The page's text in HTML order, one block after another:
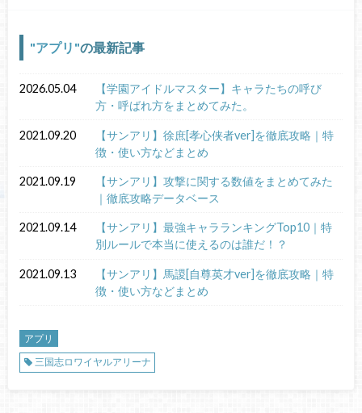
アプリ の最新記事
2026.05.04
【学園アイドルマスター】キャラたちの呼び
方・呼ばれ方をまとめてみた。
2021.09.20
【サンアリ】徐庶[孝心侠者ver]を徹底攻略｜特
徴・使い方などまとめ
2021.09.19
【サンアリ】攻撃に関する数値をまとめてみた
｜徹底攻略データベース
2021.09.14
【サンアリ】最強キャラランキングTop10｜特
別ルールで本当に使えるのは誰だ！？
2021.09.13
【サンアリ】馬謖[自尊英才ver]を徹底攻略｜特
徴・使い方などまとめ
アプリ
三国志ロワイヤルアリーナ